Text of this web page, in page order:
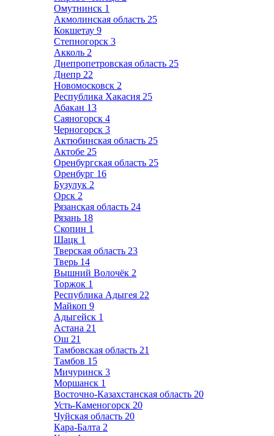
Омутнинск 1
Акмолинская область 25
Кокшетау 9
Степногорск 3
Акколь 2
Днепропетровская область 25
Днепр 22
Новомосковск 2
Республика Хакасия 25
Абакан 13
Саяногорск 4
Черногорск 3
Актюбинская область 25
Актобе 25
Оренбургская область 25
Оренбург 16
Бузулук 2
Орск 2
Рязанская область 24
Рязань 18
Скопин 1
Шацк 1
Тверская область 23
Тверь 14
Вышний Волочёк 2
Торжок 1
Республика Адыгея 22
Майкоп 9
Адыгейск 1
Астана 21
Ош 21
Тамбовская область 21
Тамбов 15
Мичуринск 3
Моршанск 1
Восточно-Казахстанская область 20
Усть-Каменогорск 20
Чуйская область 20
Кара-Балта 2